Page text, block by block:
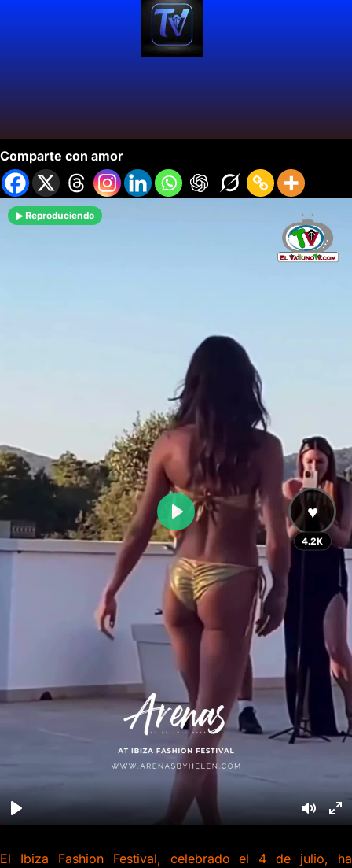
Comparte con amor
El Ibiza Fashion Festival, celebrado el 4 de julio, ha